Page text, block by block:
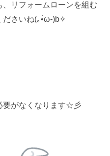
リフォームローンを組む
ださいね(｡•̀ω-)b✧
要がなくなります☆彡